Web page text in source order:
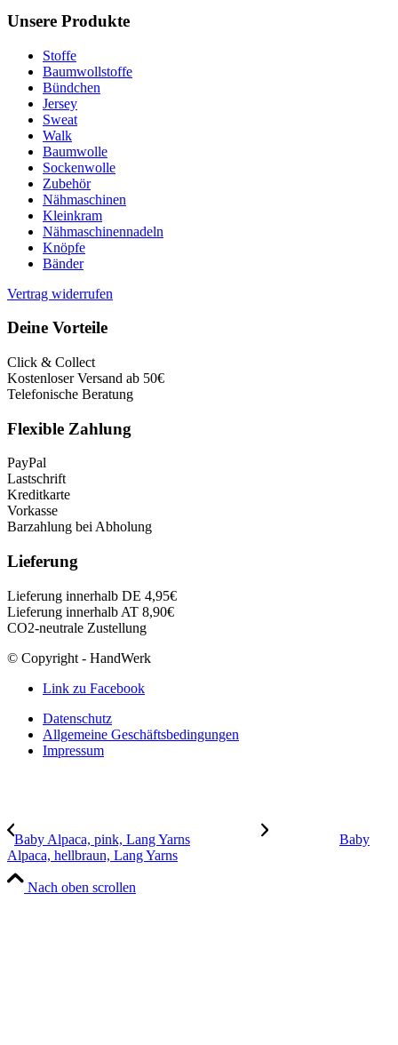
Unsere Produkte
Stoffe
Baumwollstoffe
Bündchen
Jersey
Sweat
Walk
Baumwolle
Sockenwolle
Zubehör
Nähmaschinen
Kleinkram
Nähmaschinennadeln
Knöpfe
Bänder
Vertrag widerrufen
Deine Vorteile
Click & Collect
Kostenloser Versand ab 50€
Telefonische Beratung
Flexible Zahlung
PayPal
Lastschrift
Kreditkarte
Vorkasse
Barzahlung bei Abholung
Lieferung
Lieferung innerhalb DE 4,95€
Lieferung innerhalb AT 8,90€
CO2-neutrale Zustellung
© Copyright - HandWerk
Link zu Facebook
Datenschutz
Allgemeine Geschäftsbedingungen
Impressum
Baby Alpaca, pink, Lang Yarns
Baby
Alpaca, hellbraun, Lang Yarns
Nach oben scrollen